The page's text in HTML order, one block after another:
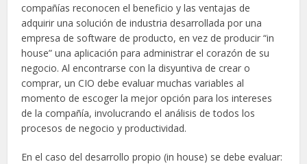
compañías reconocen el beneficio y las ventajas de
adquirir una solución de industria desarrollada por una
empresa de software de producto, en vez de producir “in
house” una aplicación para administrar el corazón de su
negocio. Al encontrarse con la disyuntiva de crear o
comprar, un CIO debe evaluar muchas variables al
momento de escoger la mejor opción para los intereses
de la compañía, involucrando el análisis de todos los
procesos de negocio y productividad.
En el caso del desarrollo propio (in house) se debe evaluar: